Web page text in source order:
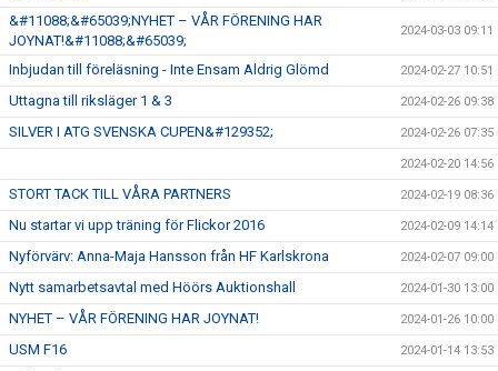
&#11088;&#65039;NYHET – VÅR FÖRENING HAR
JOYNAT!&#11088;&#65039;
2024-03-03 09:11
Inbjudan till föreläsning - Inte Ensam Aldrig Glömd 2024-02-27 10:51
Uttagna till riksläger 1 & 3 2024-02-26 09:38
SILVER I ATG SVENSKA CUPEN&#129352; 2024-02-26 07:35
2024-02-20 14:56
STORT TACK TILL VÅRA PARTNERS 2024-02-19 08:36
Nu startar vi upp träning för Flickor 2016 2024-02-09 14:14
Nyförvärv: Anna-Maja Hansson från HF Karlskrona 2024-02-07 09:00
Nytt samarbetsavtal med Höörs Auktionshall 2024-01-30 13:00
NYHET – VÅR FÖRENING HAR JOYNAT! 2024-01-26 10:00
USM F16 2024-01-14 13:53